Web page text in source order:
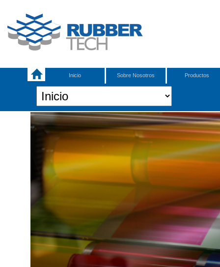
Inicio Sobre Nosotros Productos